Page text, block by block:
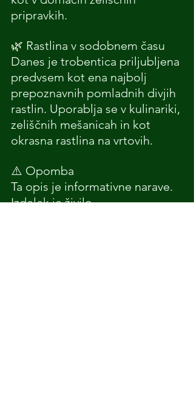
pripravkih.
🌿 Rastlina v sodobnem času
Danes je trobentica priljubljena
predvsem kot ena najbolj
prepoznavnih pomladnih divjih
rastlin. Uporablja se v kulinariki,
zeliščnih mešanicah in kot
okrasna rastlina na vrtovih.
⚠️ Opomba
Ta opis je informativne narave.
Izdelek je živilo.